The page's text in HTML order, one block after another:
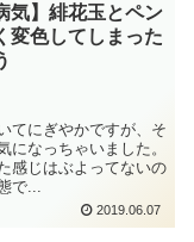
気】緋花玉とペン
変色してしまった
てにぎやかですが、そ
なっちゃいました。
感じはぶよってないの
で...
2019.06.07